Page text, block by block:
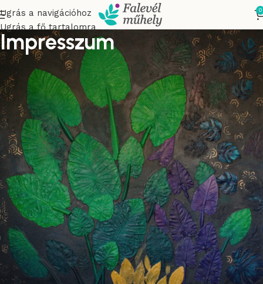
Ugrás a navigációhoz
Ugrás a fő tartalomra
0
Impresszum